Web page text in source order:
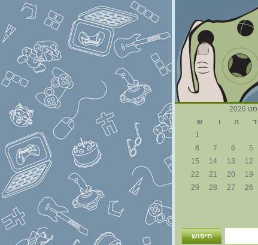
2026
ד ה ו
ש
1
5
6
7
8
12
13
14
15
19
20
21
22
26
27
28
29